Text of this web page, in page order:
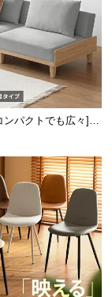
柄。木の素
す。
ンパクトでも広々] 3
ッド リクライニン